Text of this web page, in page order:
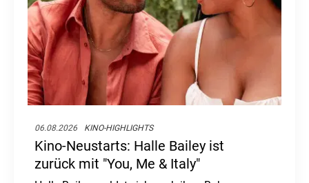
06.08.2026 KINO-HIGHLIGHTS
Kino-Neustarts: Halle Bailey ist
zurück mit "You, Me & Italy"